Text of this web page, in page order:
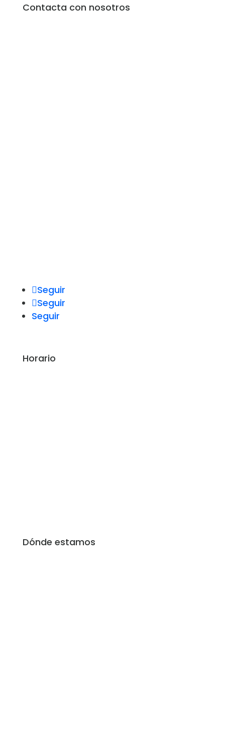
Contacta con nosotros
Seguir
Seguir
Seguir
Horario
Dónde estamos